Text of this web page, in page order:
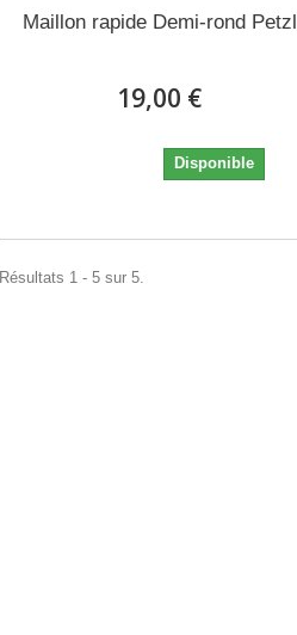
Maillon rapide Demi-rond Petzl
19,00 €
Disponible
Résultats 1 - 5 sur 5.